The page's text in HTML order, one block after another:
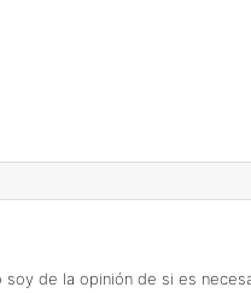
de la opinión de si es